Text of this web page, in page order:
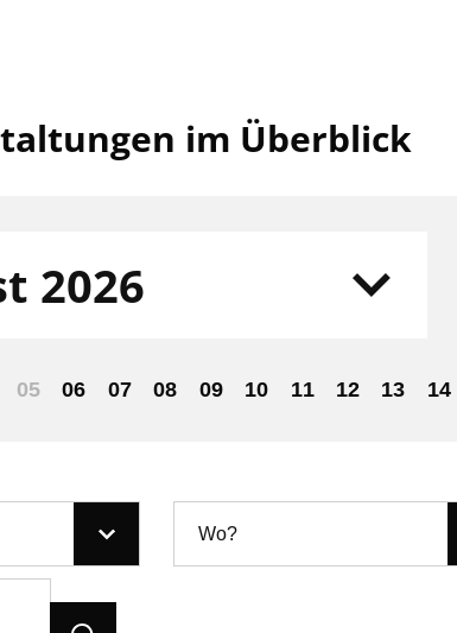
im Überblick
2026
05 06 07 08 09 10 11 12 13 14
Wo?